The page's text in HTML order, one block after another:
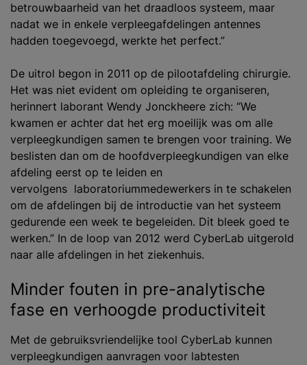
betrouwbaarheid van het draadloos systeem, maar
nadat we in enkele verpleegafdelingen antennes
hadden toegevoegd, werkte het perfect.”
De uitrol begon in 2011 op de pilootafdeling chirurgie.
Het was niet evident om opleiding te organiseren,
herinnert laborant Wendy Jonckheere zich: “We
kwamen er achter dat het erg moeilijk was om alle
verpleegkundigen samen te brengen voor training. We
beslisten dan om de hoofdverpleegkundigen van elke
afdeling eerst op te leiden en
vervolgens laboratoriummedewerkers in te schakelen
om de afdelingen bij de introductie van het systeem
gedurende een week te begeleiden. Dit bleek goed te
werken.” In de loop van 2012 werd CyberLab uitgerold
naar alle afdelingen in het ziekenhuis.
Minder fouten in pre-analytische
fase en verhoogde productiviteit
Met de gebruiksvriendelijke tool CyberLab kunnen
verpleegkundigen aanvragen voor labtesten